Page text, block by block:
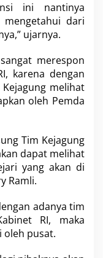
t
e
n
ini nantinya
mengetahui dari
ujarnya.
merespon
karena dengan
melihat
oleh Pemda
Tim Kejagung
dapat melihat
yang akan di
Ramli.
adanya tim
RI, maka
oleh pusat.